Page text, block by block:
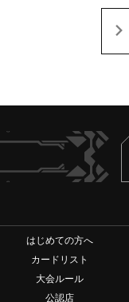
はじめての方へ
カードリスト
大会ルール
公認店